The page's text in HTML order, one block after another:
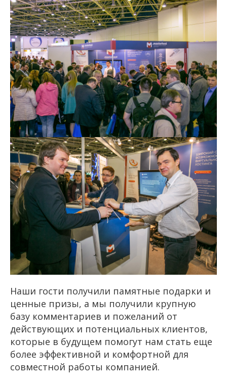
Наши гости получили памятные подарки и
ценные призы, а мы получили крупную
базу комментариев и пожеланий от
действующих и потенциальных клиентов,
которые в будущем помогут нам стать еще
более эффективной и комфортной для
совместной работы компанией.